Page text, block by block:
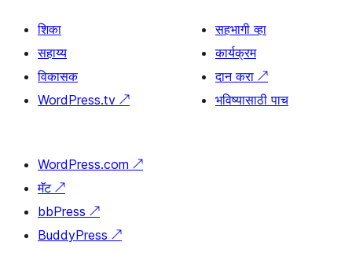
शिका
सहाय्य
विकासक
WordPress.tv ↗
सहभागी व्हा
कार्यक्रम
दान करा ↗
भविष्यासाठी पाच
WordPress.com ↗
मॅट ↗
bbPress ↗
BuddyPress ↗